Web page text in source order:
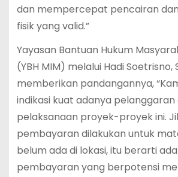
dan mempercepat pencairan
fisik yang valid.”
Yayasan Bantuan Hukum
(YBH MIM) melalui Hadi Soetrisno,
memberikan pandangannya,
indikasi kuat adanya pelanggaran
pelaksanaan proyek-proyek ini.
pembayaran dilakukan untuk
belum ada di lokasi, itu berarti
pembayaran yang berpotensi